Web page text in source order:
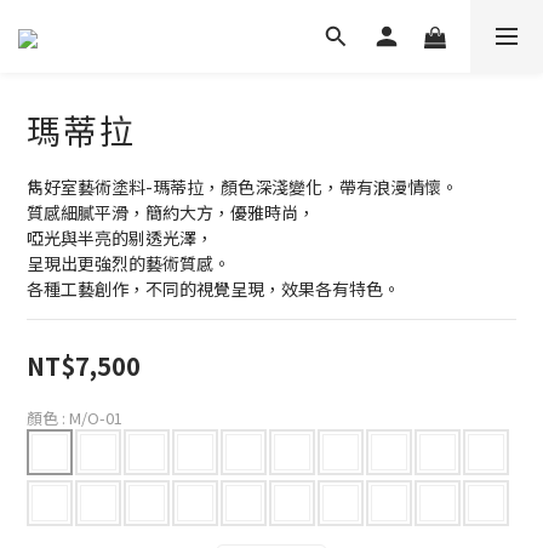
瑪蒂拉
雋好室藝術塗料-瑪蒂拉，顏色深淺變化，帶有浪漫情懷。
質感細膩平滑，簡約大方，優雅時尚，
啞光與半亮的剔透光澤，
呈現出更強烈的藝術質感。
各種工藝創作，不同的視覺呈現，效果各有特色。
NT$7,500
顏色 : M/O-01